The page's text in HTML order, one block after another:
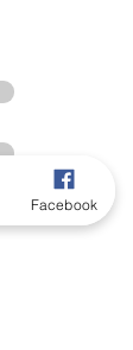
Facebook